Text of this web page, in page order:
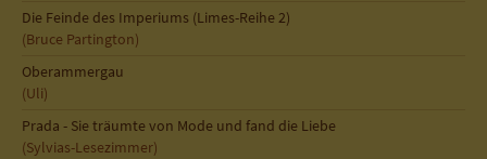
Die Feinde des Imperiums (Limes-Reihe 2)
(Bruce Partington)
Oberammergau
(Uli)
Prada - Sie träumte von Mode und fand die Liebe
(Sylvias-Lesezimmer)